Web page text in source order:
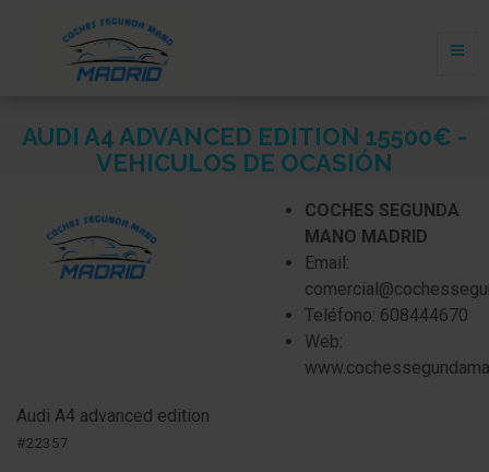
AUDI A4 ADVANCED EDITION 15500€ -
VEHICULOS DE OCASIÓN
COCHES SEGUNDA
MANO MADRID
Email:
Teléfono: 608444670
Web:
Audi A4 advanced edition
#22357